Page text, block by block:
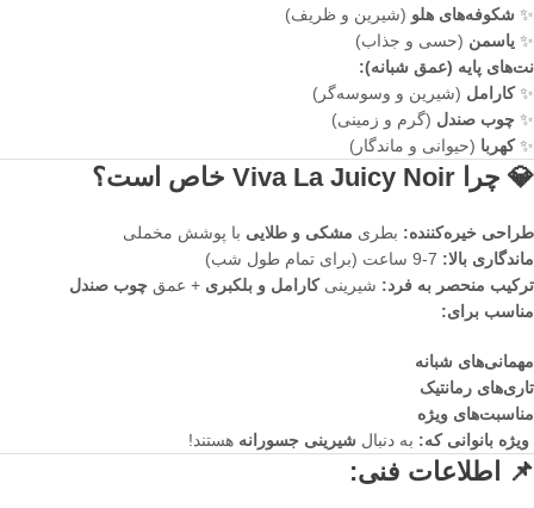
✨ شکوفه‌های هلو (شیرین و ظریف)
✨ یاسمن (حسی و جذاب)
نت‌های پایه (عمق شبانه):
✨کارامل (شیرین و وسوسه‌گر)
✨ چوب صندل (گرم و زمینی)
✨کهربا (حیوانی و ماندگار)
💎 چرا Viva La Juicy Noir خاص است؟
طراحی خیره‌کننده: بطری مشکی و طلایی با پوشش مخملی
ماندگاری بالا:
ترکیب منحصر به فرد: شیرینیکارامل و بلکبری + عمق چوب صندل
مناسب برای:
مهمانی‌های شبانه
تاری‌های رمانتیک
مناسبت‌های ویژه
ویژه بانوانی که: به دنبال شیرینی جسورانه هستند!
📌 اطلاعات فنی: